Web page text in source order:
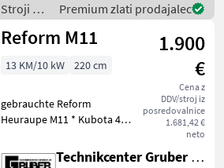
Stroji z
motorji /
Hill Rake
Premium zlati prodajalec
Reform M11
1.900
€
Cena z
DDV/stroj iz
posredovalnice
1.681,42 €
neto
13 KM/10 kW 220 cm
gebrauchte Reform
Heuraupe M11 * Kubota 4
Zwillingsreifen *
Technikcenter Gruber GmbH